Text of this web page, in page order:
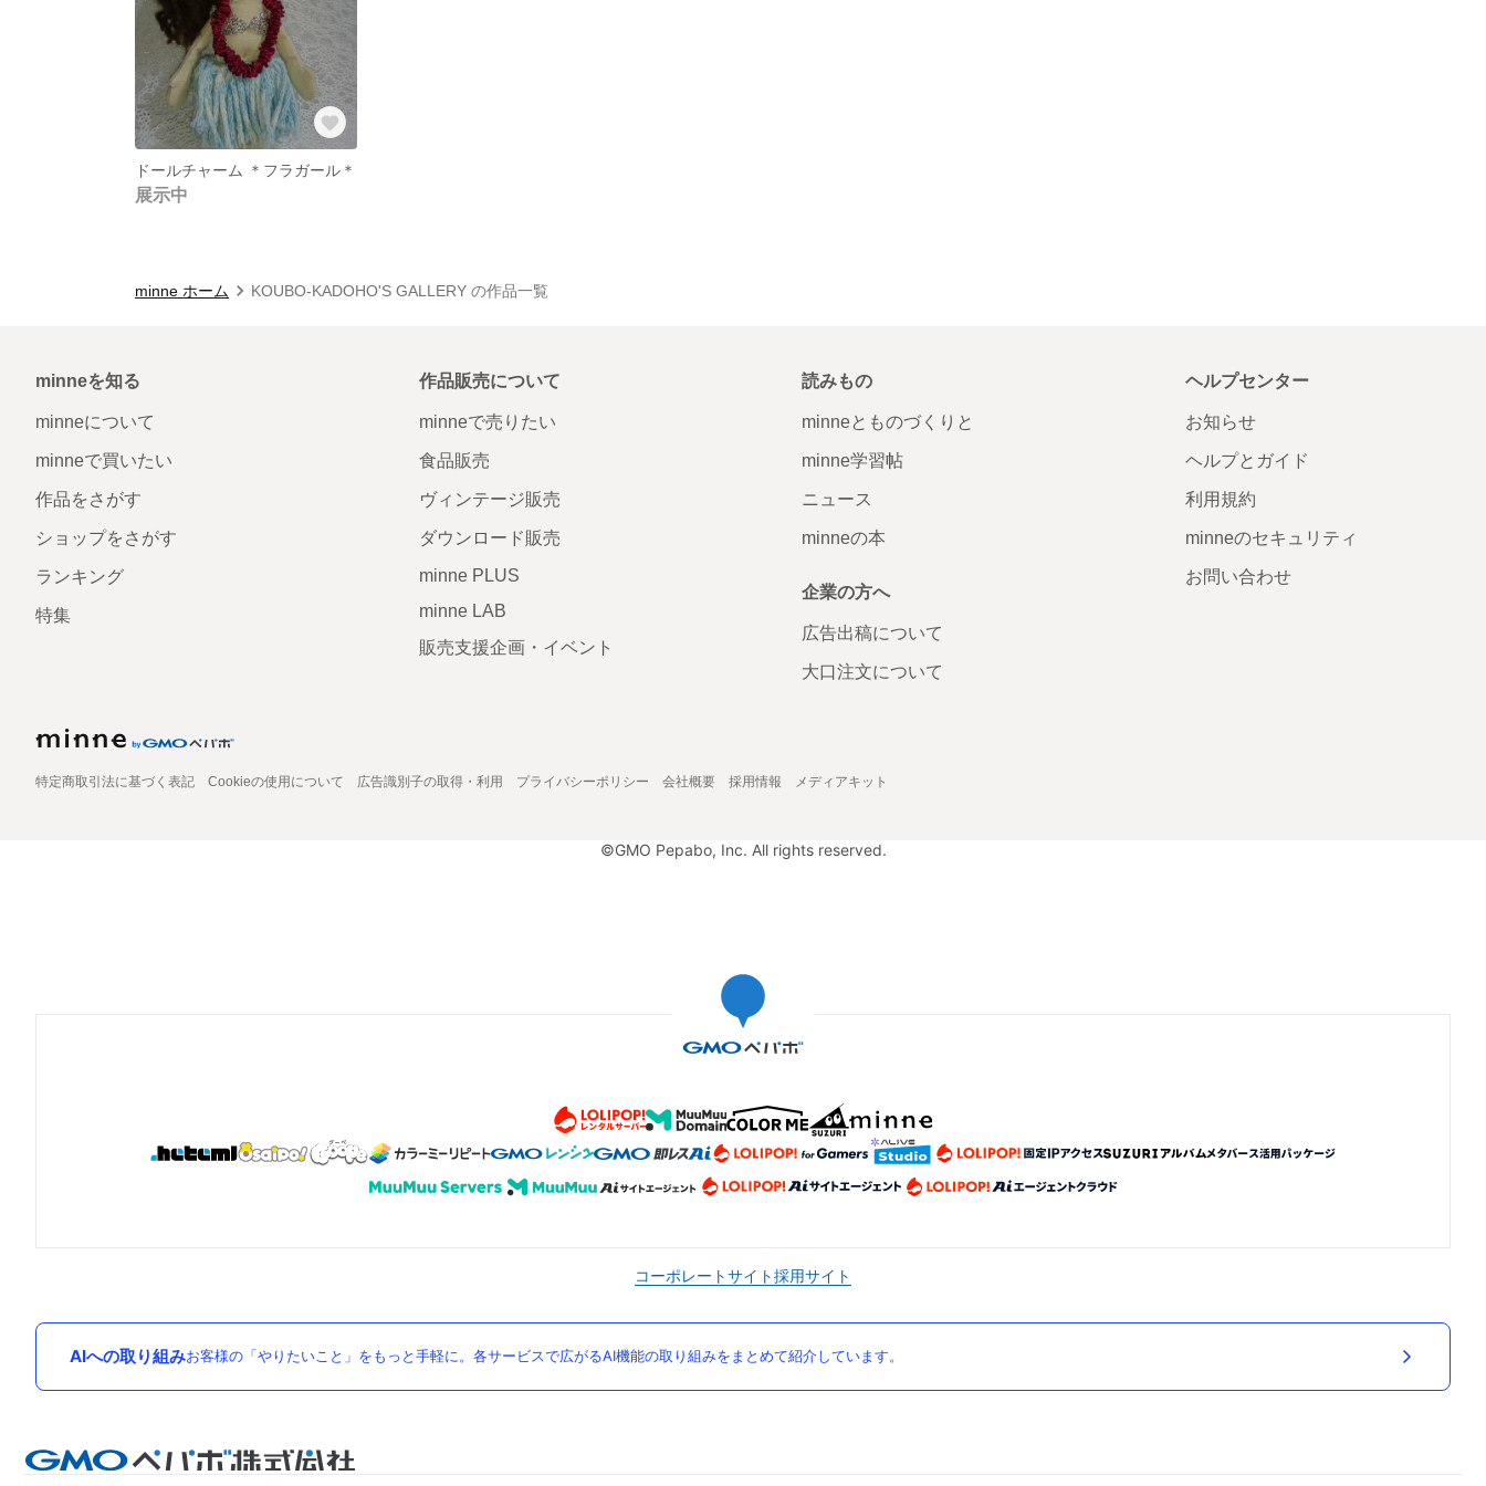
ドールチャーム ＊フラガール＊
展示中
minne ホーム KOUBO-KADOHO'S GALLERY の作品一覧
minneを知る
minneについて
minneで買いたい
作品をさがす
ショップをさがす
ランキング
特集
作品販売について
minneで売りたい
食品販売
ヴィンテージ販売
ダウンロード販売
minne PLUS
minne LAB
販売支援企画・イベント
読みもの
minneとものづくりと
minne学習帖
ニュース
minneの本
企業の方へ
広告出稿について
大口注文について
ヘルプセンター
お知らせ
ヘルプとガイド
利用規約
minneのセキュリティ
お問い合わせ
特定商取引法に基づく表記 Cookieの使用について 広告識別子の取得・利用 プライバシーポリシー 会社概要 採用情報 メディアキット
©GMO Pepabo, Inc. All rights reserved.
コーポレートサイト採用サイト
AIへの取り組みお客様の「やりたいこと」をもっと手軽に。各サービスで広がるAI機能の取り組みをまとめて紹介しています。